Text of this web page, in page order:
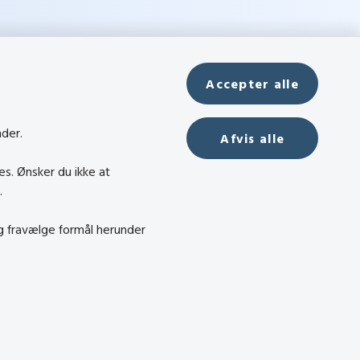
Ønsker du ikke at
fravælge formål herunder
Accepter alle
Afvis alle